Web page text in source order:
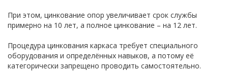
При этом, цинкование опор увеличивает срок службы
примерно на 10 лет, а полное цинкование – на 12 лет.
Процедура цинкования каркаса требует специального
оборудования и определённых навыков, а потому её
категорически запрещено проводить самостоятельно.